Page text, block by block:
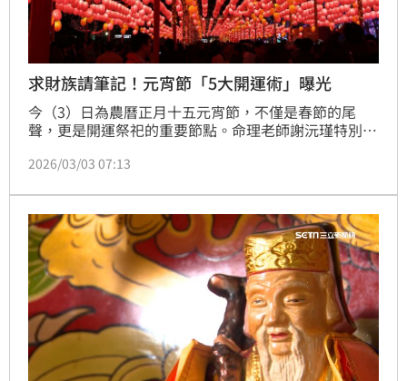
求財族請筆記！元宵節「5大開運術」曝光
今（3）日為農曆正月十五元宵節，不僅是春節的尾
聲，更是開運祭祀的重要節點。命理老師謝沅瑾特別整
湯圓，更可以透過傳統儀式為自己祈福、補財庫，讓上
2026/03/03 07:13